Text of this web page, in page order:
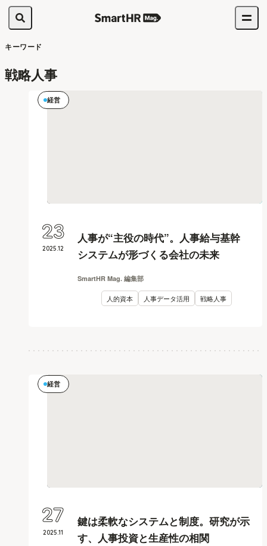
キーワード
戦略人事
経営
人事が“主役の時代”。人事給与基幹
システムが形づくる会社の未来
SmartHR Mag. 編集部
人的資本 人事データ活用 戦略人事
2025.12
23
経営
鍵は柔軟なシステムと制度。研究が示
す、人事投資と生産性の相関
2025.11
27